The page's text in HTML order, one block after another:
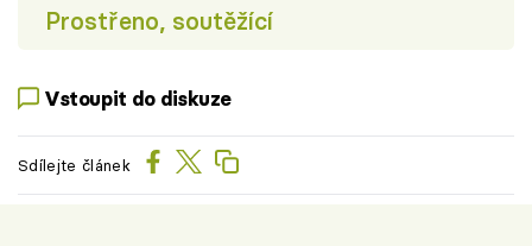
Prostřeno, soutěžící
Vstoupit do diskuze
Sdílejte článek